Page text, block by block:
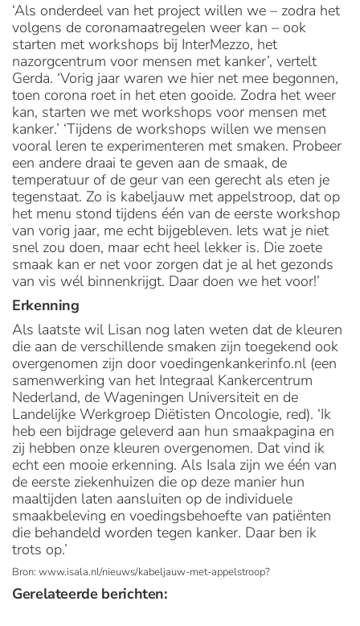
‘Als onderdeel van het project willen we – zodra het
volgens de coronamaatregelen weer kan – ook
starten met workshops bij InterMezzo, het
nazorgcentrum voor mensen met kanker’, vertelt
Gerda. ‘Vorig jaar waren we hier net mee begonnen,
toen corona roet in het eten gooide. Zodra het weer
kan, starten we met workshops voor mensen met
kanker.’ ‘Tijdens de workshops willen we mensen
vooral leren te experimenteren met smaken. Probeer
een andere draai te geven aan de smaak, de
temperatuur of de geur van een gerecht als eten je
tegenstaat. Zo is kabeljauw met appelstroop, dat op
het menu stond tijdens één van de eerste workshop
van vorig jaar, me echt bijgebleven. Iets wat je niet
snel zou doen, maar echt heel lekker is. Die zoete
smaak kan er net voor zorgen dat je al het gezonds
van vis wél binnenkrijgt. Daar doen we het voor!’
Erkenning
Als laatste wil Lisan nog laten weten dat de kleuren
die aan de verschillende smaken zijn toegekend ook
overgenomen zijn door voedingenkankerinfo.nl (een
samenwerking van het Integraal Kankercentrum
Nederland, de Wageningen Universiteit en de
Landelijke Werkgroep Diëtisten Oncologie, red). ‘Ik
heb een bijdrage geleverd aan hun smaakpagina en
zij hebben onze kleuren overgenomen. Dat vind ik
echt een mooie erkenning. Als Isala zijn we één van
de eerste ziekenhuizen die op deze manier hun
maaltijden laten aansluiten op de individuele
smaakbeleving en voedingsbehoefte van patiënten
die behandeld worden tegen kanker. Daar ben ik
trots op.’
Bron: www.isala.nl/nieuws/kabeljauw-met-appelstroop?
Gerelateerde berichten: